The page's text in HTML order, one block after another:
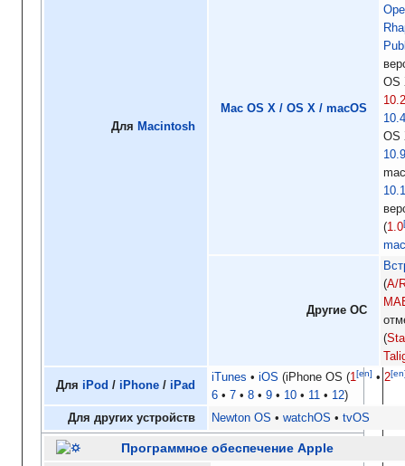
Для Macintosh
Mac OS X / OS X / macOS
(1.0
Другие ОС
A/
(
Для iPod / iPhone / iPad
iTunes iOS (iPhone OS 1[en] 2
6 7 8 9 10 11 12)
Для других устройств
Newton OS watchOS tvOS
Программное обеспечение Apple